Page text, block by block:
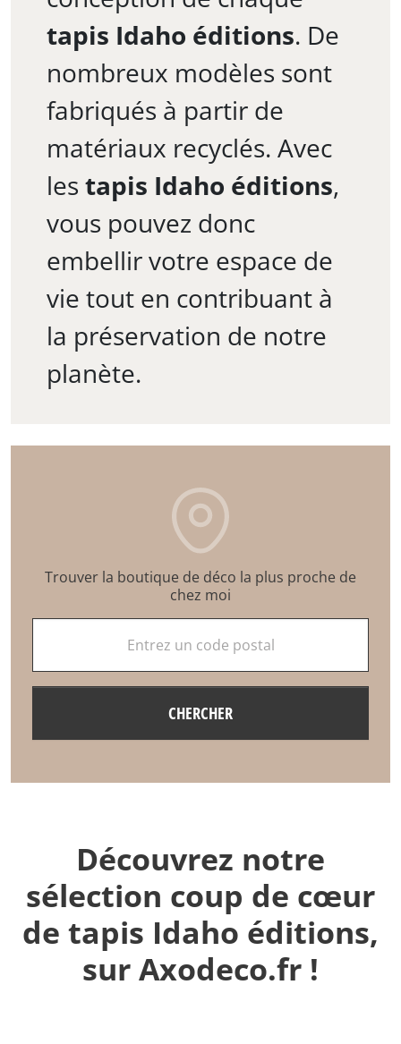
tapis Idaho éditions. De
nombreux modèles sont
fabriqués à partir de
matériaux recyclés. Avec
les tapis Idaho éditions,
vous pouvez donc
embellir votre espace de
vie tout en contribuant à
la préservation de notre
planète.
Trouver la boutique de déco la plus proche de
chez moi
CHERCHER
Découvrez notre
sélection coup de cœur
de tapis Idaho éditions,
sur Axodeco.fr !